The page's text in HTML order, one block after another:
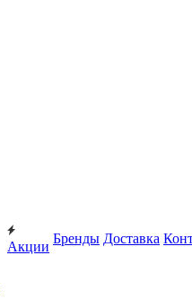
Акции
Бренды Доставка